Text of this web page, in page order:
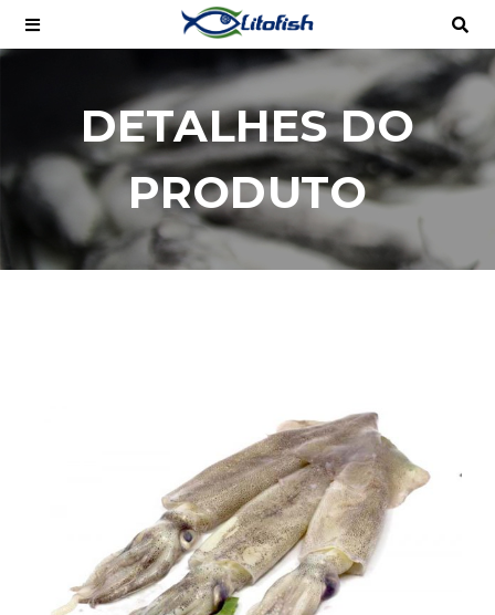
DETALHES DO
PRODUTO